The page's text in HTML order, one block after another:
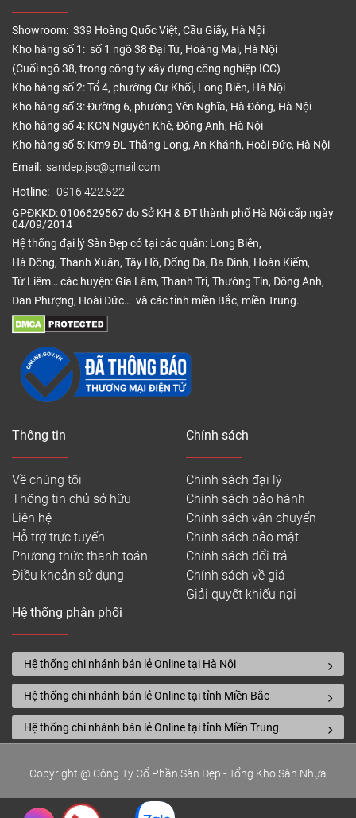
Showroom: 339 Hoàng Quốc Việt, Cầu Giấy, Hà Nội
Kho hàng số 1: số 1 ngõ 38 Đại Từ, Hoàng Mai, Hà Nội
(Cuối ngõ 38, trong công ty xây dựng công nghiệp ICC)
Kho hàng số 2: Tổ 4, phường Cự Khối, Long Biên, Hà Nội
Kho hàng số 3: Đường 6, phường Yên Nghĩa, Hà Đông, Hà Nội
Kho hàng số 4: KCN Nguyên Khê, Đông Anh, Hà Nội
Kho hàng số 5: Km9 ĐL Thăng Long, An Khánh, Hoài Đức, Hà Nội
Email: sandep.jsc@gmail.com
Hotline: 0916.422.522
GPĐKKD: 0106629567 do Sở KH & ĐT thành phố Hà Nội cấp ngày
04/09/2014
Hệ thống đại lý Sàn Đẹp có tại các quận: Long Biên,
Hà Đông, Thanh Xuân, Tây Hồ, Đống Đa, Ba Đình, Hoàn Kiếm,
Từ Liêm… các huyện: Gia Lâm, Thanh Trì, Thường Tín, Đông Anh,
Đan Phượng, Hoài Đức… và các tỉnh miền Bắc, miền Trung.
Thông tin
Về chúng tôi
Thông tin chủ sở hữu
Liên hệ
Hỗ trợ trực tuyến
Phương thức thanh toán
Điều khoản sử dụng
Chính sách
Chính sách đại lý
Chính sách bảo hành
Chính sách vận chuyển
Chính sách bảo mật
Chính sách đổi trả
Chính sách về giá
Giải quyết khiếu nại
Hệ thống phân phối
Hệ thống chi nhánh bán lẻ Online tại Hà Nội
Hệ thống chi nhánh bán lẻ Online tại tỉnh Miền Bắc
Hệ thống chi nhánh bán lẻ Online tại tỉnh Miền Trung
Copyright @ Công Ty Cổ Phần Sàn Đẹp - Tổng Kho Sàn Nhựa